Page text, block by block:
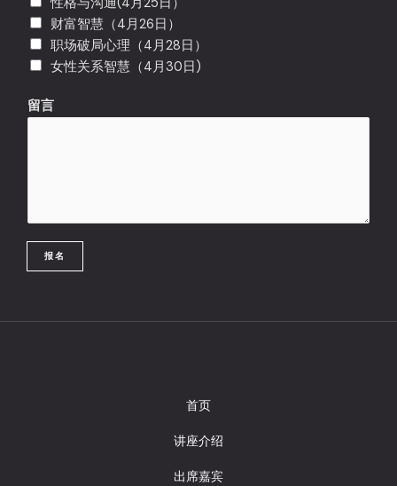
性格与沟通(4月25日）
财富智慧（4月26日）
职场破局心理（4月28日）
女性关系智慧（4月30日)
留言
报名
首页
讲座介绍
出席嘉宾